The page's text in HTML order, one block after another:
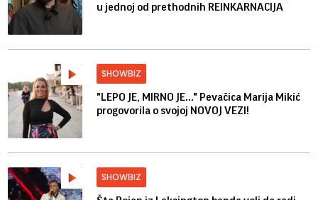
u jednoj od prethodnih REINKARNACIJA
SHOWBIZ
"LEPO JE, MIRNO JE..." Pevačica Marija Mikić
progovorila o svojoj NOVOJ VEZI!
SHOWBIZ